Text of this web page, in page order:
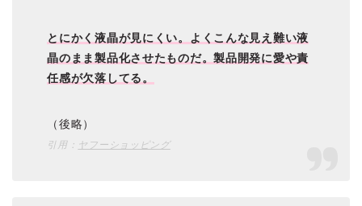
とにかく液晶が見にくい。よくこんな見え難い液
晶のまま製品化させたものだ。製品開発に愛や責
任感が欠落してる。
（後略）
引用： ヤフーショッピング